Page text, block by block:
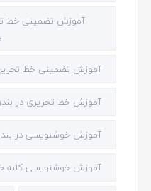
آموزش تضمینی خط
آموزش تضمینی خط
آموزش خط تحریری در
آموزش خوشنویسی در
آموزش خوشنویسی کلبه